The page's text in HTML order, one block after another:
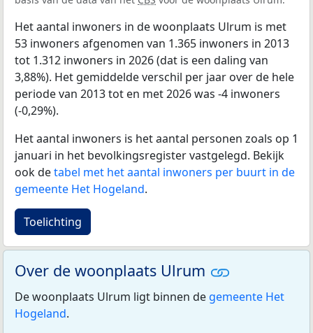
Het aantal inwoners in de woonplaats Ulrum is met
53 inwoners afgenomen van 1.365 inwoners in 2013
tot 1.312 inwoners in 2026 (dat is een daling van
3,88%). Het gemiddelde verschil per jaar over de hele
periode van 2013 tot en met 2026 was -4 inwoners
(-0,29%).
Het aantal inwoners is het aantal personen zoals op 1
januari in het bevolkingsregister vastgelegd. Bekijk
ook detabel met het aantal inwoners per buurt in de
gemeente Het Hogeland.
Toelichting
Over de woonplaats Ulrum
De woonplaats Ulrum ligt binnen de gemeente Het
Hogeland.